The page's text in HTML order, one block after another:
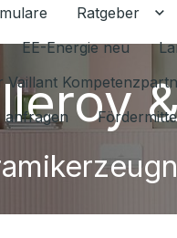
Ratgeber
EE-Energie neu
Vaillant
anfragen